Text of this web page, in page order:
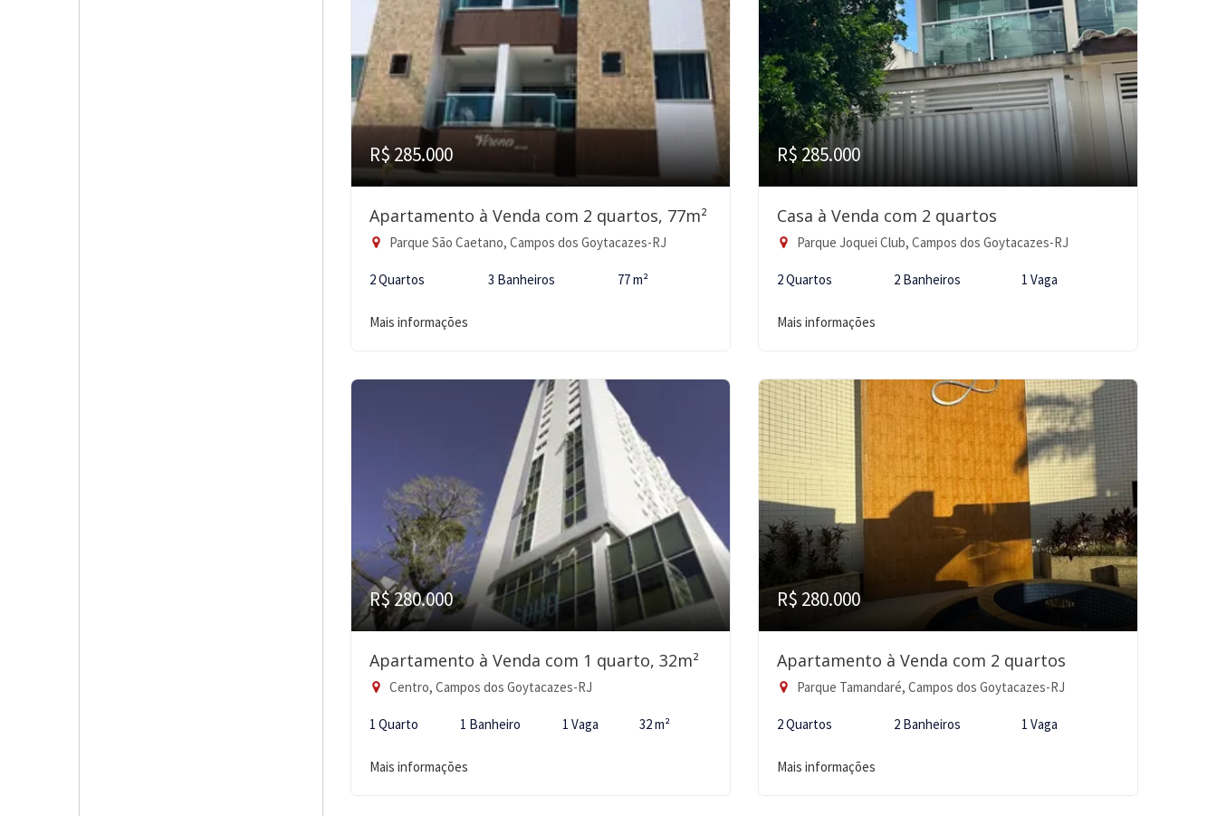
R$ 285.000
Apartamento à Venda com 2 quartos, 77m²
Parque São Caetano, Campos dos Goytacazes-RJ
2 Quartos 3 Banheiros 77 m²
Mais informações
R$ 285.000
Casa à Venda com 2 quartos
Parque Joquei Club, Campos dos Goytacazes-RJ
2 Quartos 2 Banheiros 1 Vaga
Mais informações
R$ 280.000
Apartamento à Venda com 1 quarto, 32m²
Centro, Campos dos Goytacazes-RJ
1 Quarto 1 Banheiro 1 Vaga 32 m²
Mais informações
R$ 280.000
Apartamento à Venda com 2 quartos
Parque Tamandaré, Campos dos Goytacazes-RJ
2 Quartos 2 Banheiros 1 Vaga
Mais informações